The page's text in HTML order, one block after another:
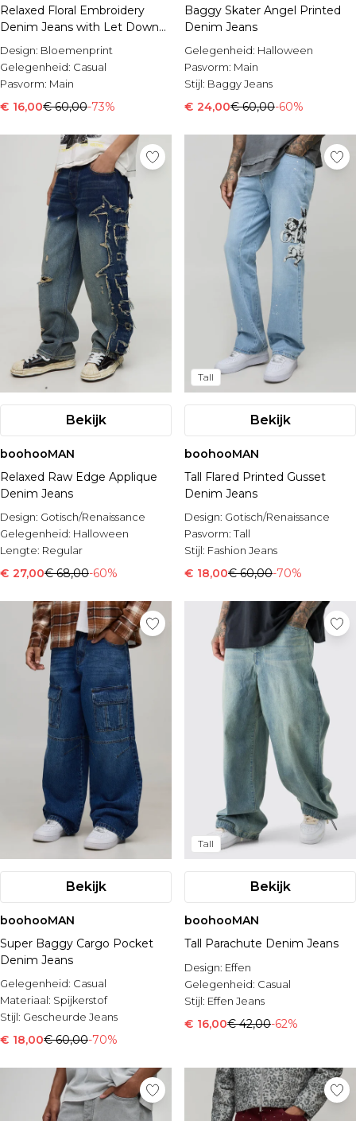
Relaxed Floral Embroidery
Denim Jeans with Let Down
Hem
Design: Bloemenprint
Gelegenheid: Casual
Pasvorm: Main
€ 16,00€ 60,00-73%
Baggy Skater Angel Printed
Denim Jeans
Gelegenheid: Halloween
Pasvorm: Main
Stijl: Baggy Jeans
€ 24,00€ 60,00-60%
Bekijk
boohooMAN
Relaxed Raw Edge Applique
Denim Jeans
Design: Gotisch/Renaissance
Gelegenheid: Halloween
Lengte: Regular
€ 27,00€ 68,00-60%
Tall
Bekijk
boohooMAN
Tall Flared Printed Gusset
Denim Jeans
Design: Gotisch/Renaissance
Pasvorm:Tall
Stijl: Fashion Jeans
€ 18,00€ 60,00-70%
Bekijk
boohooMAN
Super Baggy Cargo Pocket
Denim Jeans
Gelegenheid: Casual
Materiaal: Spijkerstof
Stijl: Gescheurde Jeans
€ 18,00€ 60,00-70%
Tall
Bekijk
boohooMAN
Tall Parachute Denim Jeans
Design: Effen
Gelegenheid: Casual
Stijl: Effen Jeans
€ 16,00€ 42,00-62%